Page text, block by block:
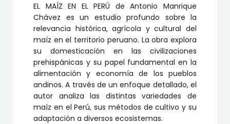
EL MAÍZ EN EL PERÚ de Antonio Manrique
Chávez es un estudio profundo sobre la
relevancia histórica, agrícola y cultural del
maíz en el territorio peruano. La obra explora
su domesticación en las civilizaciones
prehispánicas y su papel fundamental en la
alimentación y economía de los pueblos
andinos. A través de un enfoque detallado, el
autor analiza las distintas variedades de
maíz en el Perú, sus métodos de cultivo y su
adaptación a diversos ecosistemas.